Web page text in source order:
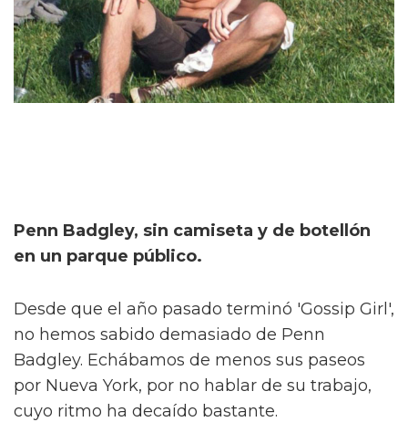
Penn Badgley, sin camiseta y de botellón
en un parque público.
Desde que el año pasado terminó 'Gossip Girl',
no hemos sabido demasiado de Penn
Badgley. Echábamos de menos sus paseos
por Nueva York, por no hablar de su trabajo,
cuyo ritmo ha decaído bastante.